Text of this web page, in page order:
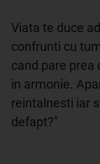
Viata te duce
confrunti cu
cand pare prea
in armonie.
reintalnesti iar
defapt?"